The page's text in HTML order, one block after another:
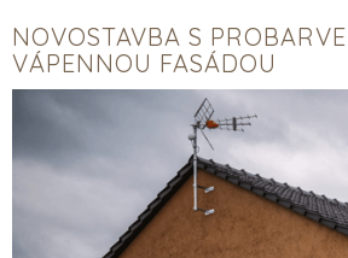
NOVOSTAVBA S
VÁPENNOU FASÁDOU